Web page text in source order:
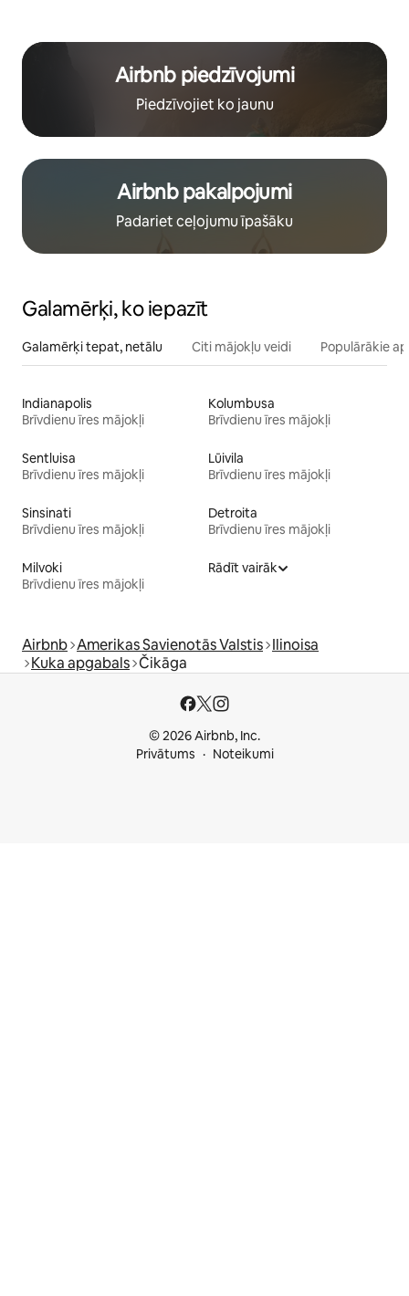
Airbnb piedzīvojumi
Piedzīvojiet ko jaunu
Airbnb pakalpojumi
Padariet ceļojumu īpašāku
Galamērķi, ko iepazīt
Galamērķi tepat, netālu Citi mājokļu veidi Populārākie
Indianapolis
Brīvdienu īres mājokļi
Kolumbusa
Brīvdienu īres mājokļi
Sentluisa
Brīvdienu īres mājokļi
Lūivila
Brīvdienu īres mājokļi
Sinsinati
Brīvdienu īres mājokļi
Detroita
Brīvdienu īres mājokļi
Milvoki
Brīvdienu īres mājokļi
Rādīt vairāk
Airbnb Amerikas Savienotās Valstis Ilinoisa
Kuka apgabals Čikāga
© 2026 Airbnb, Inc.
Privātums
Noteikumi